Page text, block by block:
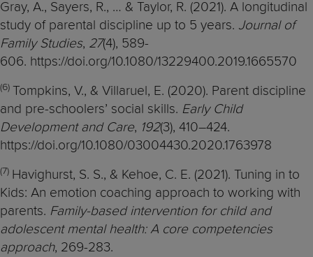
Gray, A., Sayers, R., … & Taylor, R. (2021). A longitudinal
study of parental discipline up to 5 years. Journal of
Family Studies, 27(4), 589-
606. https://doi.org/10.1080/13229400.2019.1665570
(6) Tompkins, V., & Villaruel, E. (2020). Parent discipline
and pre-schoolers’ social skills. Early Child
Development and Care, 192(3), 410–424.
https://doi.org/10.1080/03004430.2020.1763978
(7) Havighurst, S. S., & Kehoe, C. E. (2021). Tuning in to
Kids: An emotion coaching approach to working with
parents. Family-based intervention for child and
adolescent mental health: A core competencies
approach, 269-283.